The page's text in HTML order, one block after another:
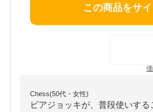
この商品をサ
Chess(50代・女性)
ビアジョッキが、普段使いす